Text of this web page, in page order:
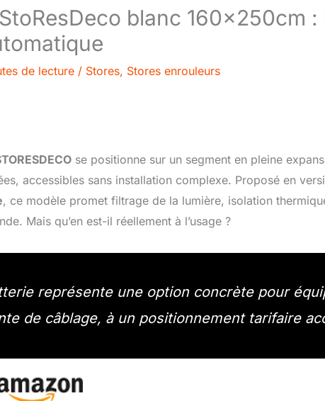
blanc 160x250cm :
de lecture / Stores, Stores enrouleurs
se positionne sur un segment en pleine
accessibles sans installation complexe. Proposé en
, ce modèle promet filtrage de la lumière, isolation
Mais qu’en est-il réellement à l’usage ?
représente une option concrète pour
de câblage, à un positionnement tarifaire